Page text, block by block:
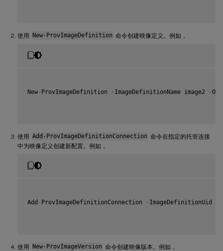
使用 New-ProvImageDefinition 命令创建映像定义。例如，
New- ProvImageDefinition - ImageDefinitionName image2 -
使用 Add-ProvImageDefinitionConnection 命令在指定的托管连接
中为映像定义创建新配置。例如，
Add - ProvImageDefinitionConnection - ImageDefinitionUid
使用 New-ProvImageVersion 命令创建映像版本。例如，